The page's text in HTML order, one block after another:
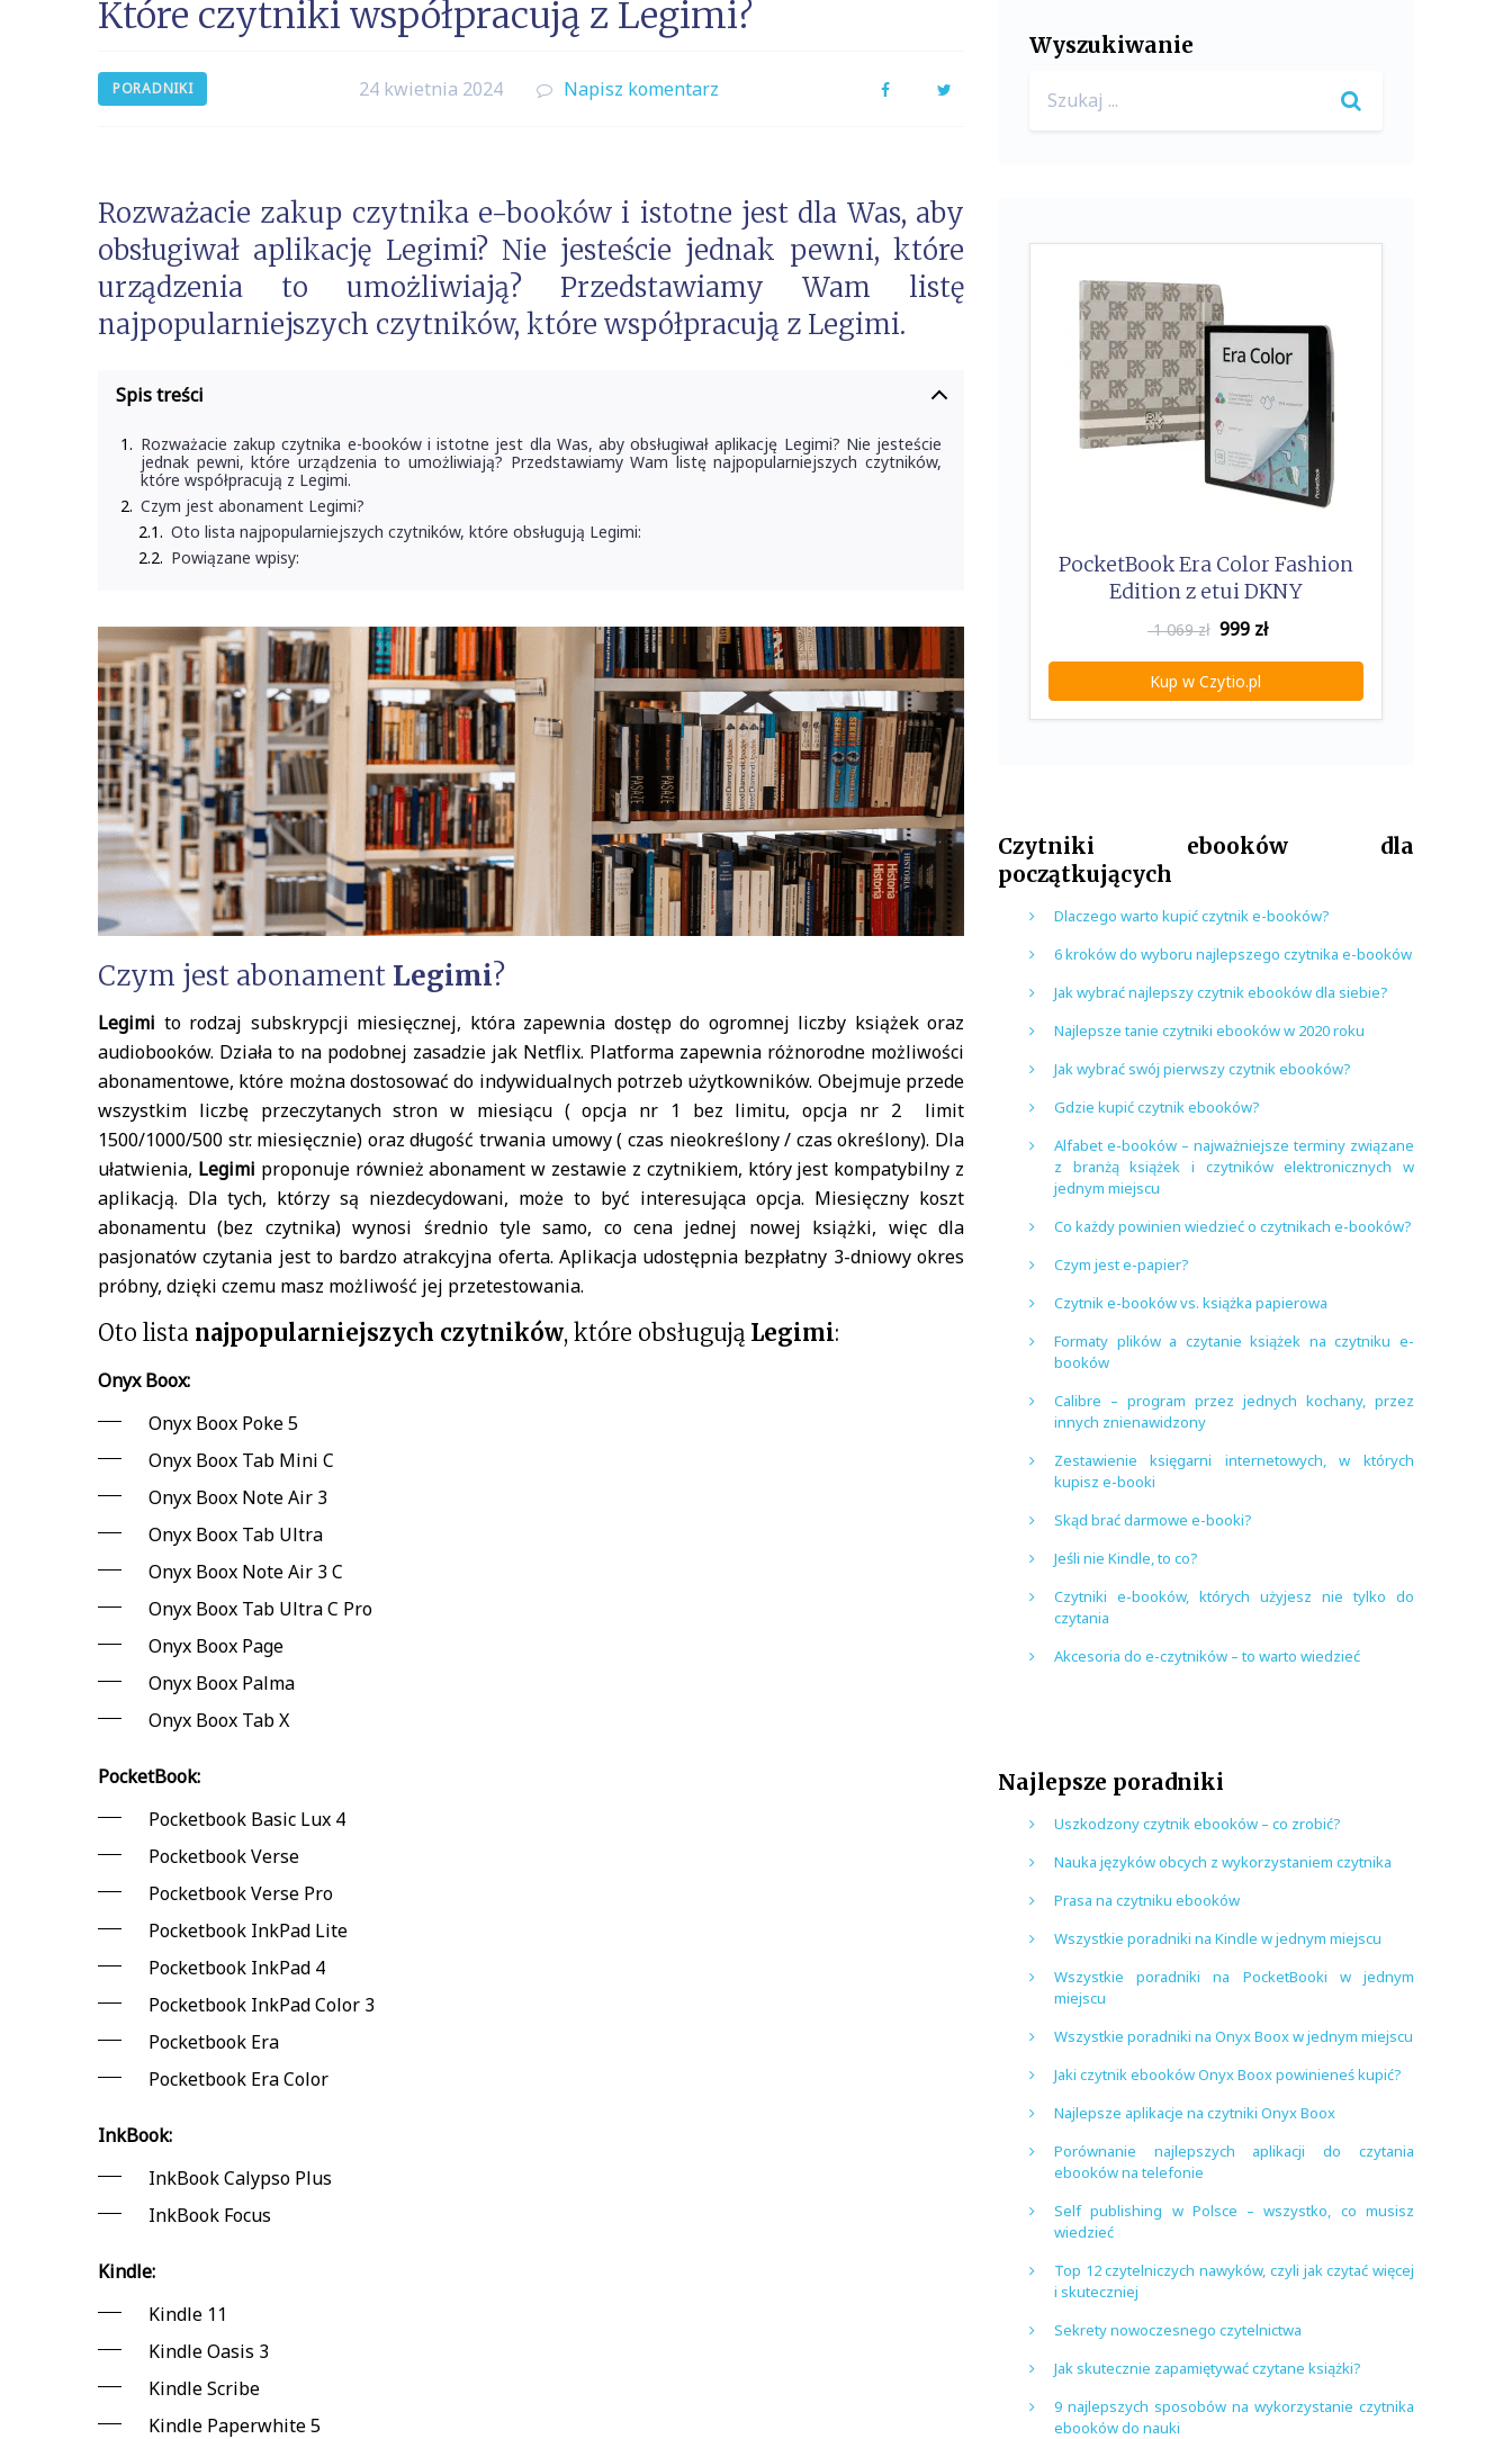
Które czytniki współpracują z Legimi?
PORADNIKI 24 kwietnia 2024 Napisz komentarz FacebookTwitter
Rozważacie zakup czytnika e-booków i istotne jest dla Was, aby
obsługiwał aplikację Legimi? Nie jesteście jednak pewni, które
urządzenia to umożliwiają? Przedstawiamy Wam listę
najpopularniejszych czytników, które współpracują z Legimi.
Spis treści
Rozważacie zakup czytnika e-booków i istotne jest dla Was, aby obsługiwał aplikację Legimi? Nie jesteście
jednak pewni, które urządzenia to umożliwiają? Przedstawiamy Wam listę najpopularniejszych czytników,
które współpracują z Legimi.
Czym jest abonament Legimi?
Oto lista najpopularniejszych czytników, które obsługują Legimi:
Powiązane wpisy:
Czym jest abonament Legimi?
Legimi to rodzaj subskrypcji miesięcznej, która zapewnia dostęp do ogromnej liczby książek oraz
audiobooków. Działa to na podobnej zasadzie jak Netflix. Platforma zapewnia różnorodne możliwości
abonamentowe, które można dostosować do indywidualnych potrzeb użytkowników. Obejmuje przede
wszystkim liczbę przeczytanych stron w miesiącu ( opcja nr 1 bez limitu, opcja nr 2 limit
1500/1000/500 str. miesięcznie) oraz długość trwania umowy ( czas nieokreślony / czas określony). Dla
ułatwienia, Legimi proponuje również abonament w zestawie z czytnikiem, który jest kompatybilny z
aplikacją. Dla tych, którzy są niezdecydowani, może to być interesująca opcja. Miesięczny koszt
abonamentu (bez czytnika) wynosi średnio tyle samo, co cena jednej nowej książki, więc dla
pasjonatów czytania jest to bardzo atrakcyjna oferta. Aplikacja udostępnia bezpłatny 3-dniowy okres
próbny, dzięki czemu masz możliwość jej przetestowania.
Oto lista najpopularniejszych czytników, które obsługują Legimi:
Onyx Boox:
Onyx Boox Poke 5
Onyx Boox Tab Mini C
Onyx Boox Note Air 3
Onyx Boox Tab Ultra
Onyx Boox Note Air 3 C
Onyx Boox Tab Ultra C Pro
Onyx Boox Page
Onyx Boox Palma
Onyx Boox Tab X
PocketBook:
Pocketbook Basic Lux 4
Pocketbook Verse
Pocketbook Verse Pro
Pocketbook InkPad Lite
Pocketbook InkPad 4
Pocketbook InkPad Color 3
Pocketbook Era
Pocketbook Era Color
InkBook:
InkBook Calypso Plus
InkBook Focus
Kindle:
Kindle 11
Kindle Oasis 3
Kindle Scribe
Kindle Paperwhite 5
Wyszukiwanie
for:
PocketBook Era Color Fashion
Edition z etui DKNY
1 069 zł 999zł
Kup w Czytio.pl
Czytniki ebooków dla
początkujących
Dlaczego warto kupić czytnik e-booków?
6 kroków do wyboru najlepszego czytnika e-booków
Jak wybrać najlepszy czytnik ebooków dla siebie?
Najlepsze tanie czytniki ebooków w 2020 roku
Jak wybrać swój pierwszy czytnik ebooków?
Gdzie kupić czytnik ebooków?
Alfabet e-booków – najważniejsze terminy związane
z branżą książek i czytników elektronicznych w
jednym miejscu
Co każdy powinien wiedzieć o czytnikach e-booków?
Czym jest e-papier?
Czytnik e-booków vs. książka papierowa
Formaty plików a czytanie książek na czytniku e-
booków
Calibre – program przez jednych kochany, przez
innych znienawidzony
Zestawienie księgarni internetowych, w których
kupisz e-booki
Skąd brać darmowe e-booki?
Jeśli nie Kindle, to co?
Czytniki e-booków, których użyjesz nie tylko do
czytania
Akcesoria do e-czytników – to warto wiedzieć
Najlepsze poradniki
Uszkodzony czytnik ebooków – co zrobić?
Nauka języków obcych z wykorzystaniem czytnika
Prasa na czytniku ebooków
Wszystkie poradniki na Kindle w jednym miejscu
Wszystkie poradniki na PocketBooki w jednym
miejscu
Wszystkie poradniki na Onyx Boox w jednym miejscu
Jaki czytnik ebooków Onyx Boox powinieneś kupić?
Najlepsze aplikacje na czytniki Onyx Boox
Porównanie najlepszych aplikacji do czytania
ebooków na telefonie
Self publishing w Polsce – wszystko, co musisz
wiedzieć
Top 12 czytelniczych nawyków, czyli jak czytać więcej
i skuteczniej
Sekrety nowoczesnego czytelnictwa
Jak skutecznie zapamiętywać czytane książki?
9 najlepszych sposobów na wykorzystanie czytnika
ebooków do nauki